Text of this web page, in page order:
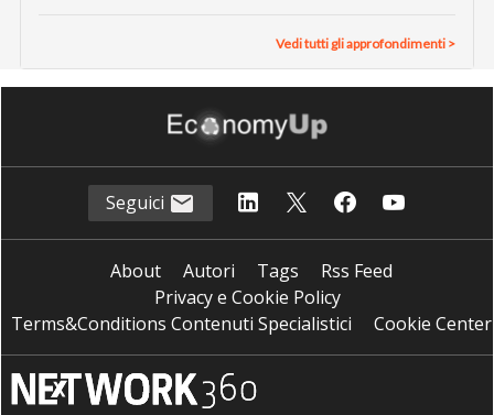
Vedi tutti gli approfondimenti >
Seguici
About Autori Tags
Rss Feed
Privacy e Cookie Policy
Terms&Conditions Contenuti Specialistici
Cookie Center